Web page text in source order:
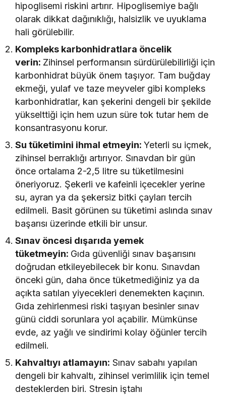
hipoglisemi riskini artırır. Hipoglisemiye bağlı
olarak dikkat dağınıklığı, halsizlik ve uyuklama
hali görülebilir.
Kompleks karbonhidratlara öncelik
verin: Zihinsel performansın sürdürülebilirliği için
karbonhidrat büyük önem taşıyor. Tam buğday
ekmeği, yulaf ve taze meyveler gibi kompleks
karbonhidratlar, kan şekerini dengeli bir şekilde
yükselttiği için hem uzun süre tok tutar hem de
konsantrasyonu korur.
Su tüketimini ihmal etmeyin:Yeterli su içmek,
zihinsel berraklığı artırıyor. Sınavdan bir gün
önce ortalama 2-2,5 litre su tüketilmesini
öneriyoruz. Şekerli ve kafeinli içecekler yerine
su, ayran ya da şekersiz bitki çayları tercih
edilmeli. Basit görünen su tüketimi aslında sınav
başarısı üzerinde etkili bir unsur.
Sınav öncesi dışarıda yemek
tüketmeyin: Gıda güvenliği sınav başarısını
doğrudan etkileyebilecek bir konu. Sınavdan
önceki gün, daha önce tüketmediğiniz ya da
açıkta satılan yiyecekleri denemekten kaçının.
Gıda zehirlenmesi riski taşıyan besinler sınav
günü ciddi sorunlara yol açabilir. Mümkünse
evde, az yağlı ve sindirimi kolay öğünler tercih
edilmeli.
Kahvaltıyı atlamayın: Sınav sabahı yapılan
dengeli bir kahvaltı, zihinsel verimlilik için temel
desteklerden biri. Stresin iştahı